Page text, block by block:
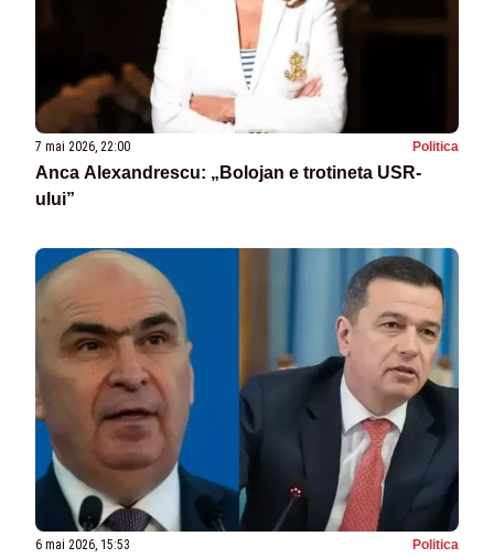
7 mai 2026, 22:00 Politica
Anca Alexandrescu: „Bolojan e trotineta USR-
ului”
6 mai 2026, 15:53 Politica